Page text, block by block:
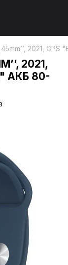
2021,
2021,
АКБ 80-